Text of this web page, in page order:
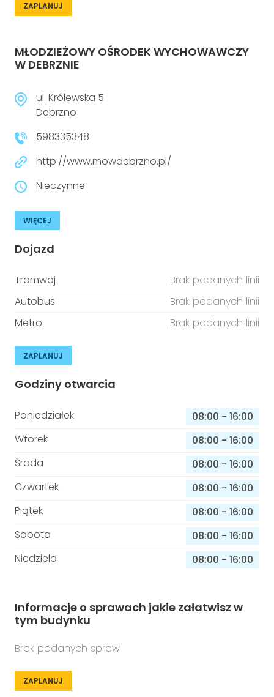
ZAPLANUJ
MŁODZIEŻOWY OŚRODEK WYCHOWAWCZY
W DEBRZNIE
ul. Królewska 5
Debrzno
598335348
http://www.mowdebrzno.pl/
Nieczynne
WIĘCEJ
Dojazd
Tramwaj
Brak podanych linii
Autobus
Brak podanych linii
Metro
Brak podanych linii
ZAPLANUJ
Godziny otwarcia
Poniedziałek 08:00 - 16:00
Wtorek
08:00 - 16:00
Środa
08:00 - 16:00
Czwartek
08:00 - 16:00
Piątek
08:00 - 16:00
Sobota
08:00 - 16:00
Niedziela
08:00 - 16:00
Informacje o sprawach jakie załatwisz w
tym budynku
Brak podanych spraw
ZAPLANUJ